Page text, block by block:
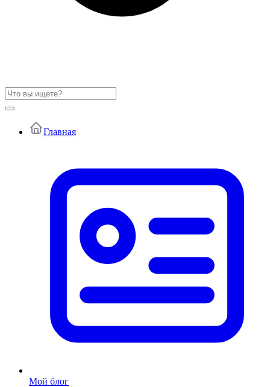
Главная
Мой блог